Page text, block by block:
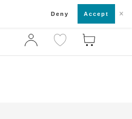
店舗一覧・来店予約
Deny Accept ×